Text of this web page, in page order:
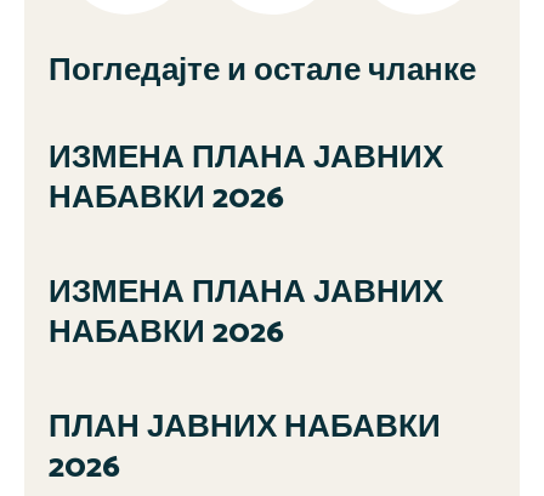
Погледајте и остале чланке
ИЗМЕНА ПЛАНА ЈАВНИХ
НАБАВКИ 2026
ИЗМЕНА ПЛАНА ЈАВНИХ
НАБАВКИ 2026
ПЛАН ЈАВНИХ НАБАВКИ
2026